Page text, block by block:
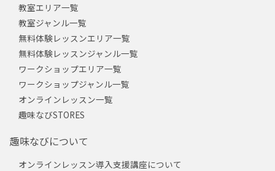
教室エリア一覧
教室ジャンル一覧
無料体験レッスンエリア一覧
無料体験レッスンジャンル一覧
ワークショップエリア一覧
ワークショップジャンル一覧
オンラインレッスン一覧
趣味なびSTORES
趣味なびについて
オンラインレッスン導入支援講座について